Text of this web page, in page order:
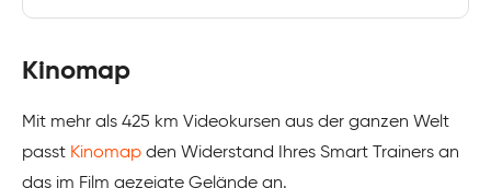
Kinomap
Mit mehr als 425 km Videokursen aus der ganzen Welt
passt Kinomap den Widerstand Ihres Smart Trainers an
das im Film gezeigte Gelände an.